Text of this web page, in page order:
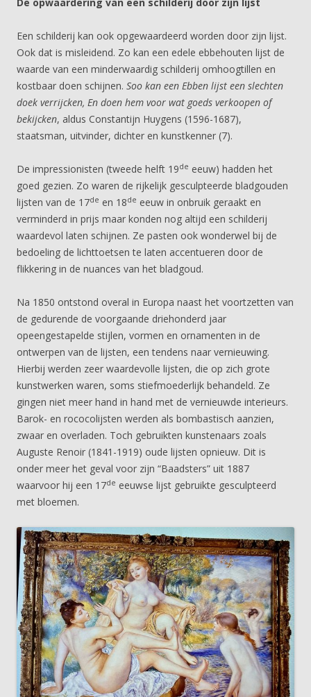
Een schilderij kan ook opgewaardeerd worden door zijn lijst.
Ook dat is misleidend. Zo kan een edele ebbehouten lijst de
waarde van een minderwaardig schilderij omhoogtillen en
kostbaar doen schijnen. Soo kan een Ebben lijst een slechten
doek verrijcken, En doen hem voor wat goeds verkoopen of
bekijcken, aldus Constantijn Huygens (1596-1687),
staatsman, uitvinder, dichter en kunstkenner (7).
De impressionisten (tweede helft 19de eeuw) hadden het
goed gezien. Zo waren de rijkelijk gesculpteerde bladgouden
lijsten van de 17de en 18de eeuw in onbruik geraakt en
verminderd in prijs maar konden nog altijd een schilderij
waardevol laten schijnen. Ze pasten ook wonderwel bij de
bedoeling de lichttoetsen te laten accentueren door de
flikkering in de nuances van het bladgoud.
Na 1850 ontstond overal in Europa naast het voortzetten van
de gedurende de voorgaande driehonderd jaar
opeengestapelde stijlen, vormen en ornamenten in de
ontwerpen van de lijsten, een tendens naar vernieuwing.
Hierbij werden zeer waardevolle lijsten, die op zich grote
kunstwerken waren, soms stiefmoederlijk behandeld. Ze
gingen niet meer hand in hand met de vernieuwde interieurs.
Barok- en rococolijsten werden als bombastisch aanzien,
zwaar en overladen. Toch gebruikten kunstenaars zoals
Auguste Renoir (1841-1919) oude lijsten opnieuw. Dit is
onder meer het geval voor zijn “Baadsters” uit 1887
waarvoor hij een 17de eeuwse lijst gebruikte gesculpteerd
met bloemen.